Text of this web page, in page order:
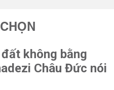
CHỌN
không bằng
Châu Đức nói